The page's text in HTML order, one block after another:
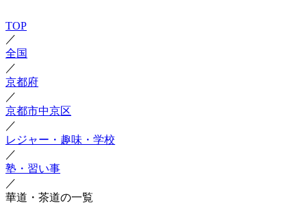
TOP
／
全国
／
京都府
／
京都市中京区
／
レジャー・趣味・学校
／
塾・習い事
／
華道・茶道の一覧